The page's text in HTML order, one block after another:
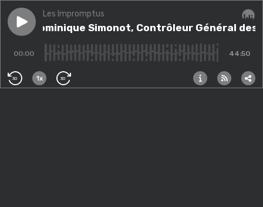
Play episodeAvec Dominique Simonot, Contrôleur Général des
Les Impromptus
Avec Dominique Simonot, Contrôleur Général des
00:00 44:50
30 1x 30